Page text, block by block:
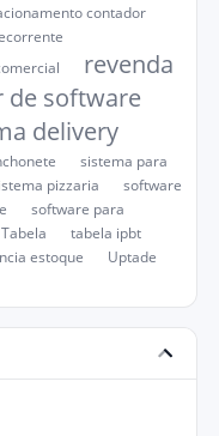
contador
revenda
de software
delivery
sistema para
pizzaria
software
software para
Tabela
tabela ipbt
estoque
Uptade